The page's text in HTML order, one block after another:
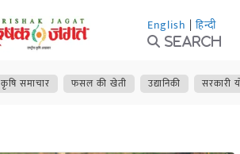
English | हिन्दी
Search
कृषि समाचार फसल की खेती उद्यानिकी सरकारी